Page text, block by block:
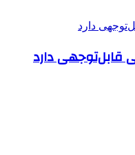
قابل‌توجهی دارد